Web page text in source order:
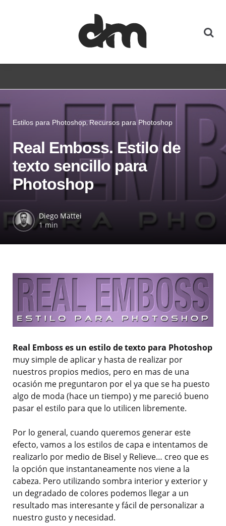
Estilos para Photoshop Recursos para Photoshop
Real Emboss. Estilo de
texto sencillo para
Photoshop
Diego Mattei
1 min
Real Emboss es un estilo de texto para Photoshop
muy simple de aplicar y hasta de realizar por
nuestros propios medios, pero en mas de una
ocasión me preguntaron por el ya que se ha puesto
algo de moda (hace un tiempo) y me pareció bueno
pasar el estilo para que lo utilicen libremente.
Por lo general, cuando queremos generar este
efecto, vamos a los estilos de capa e intentamos de
realizarlo por medio de Bisel y Relieve… creo que es
la opción que instantaneamente nos viene a la
cabeza. Pero utilizando sombra interior y exterior y
un degradado de colores podemos llegar a un
resultado mas interesante y fácil de personalizar a
nuestro gusto y necesidad.